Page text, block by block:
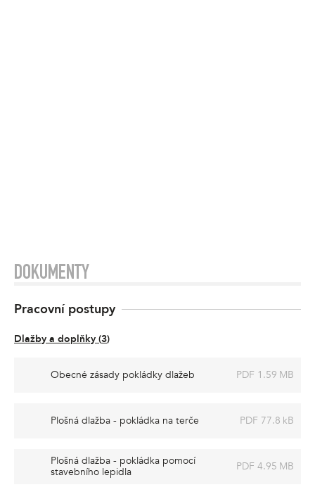
DOKUMENTY
Pracovní postupy
Dlažby a doplňky (3)
Obecné zásady pokládky dlažeb PDF 1.59 MB
Plošná dlažba - pokládka na terče PDF 77.8 kB
Plošná dlažba - pokládka pomocí
stavebního lepidla
PDF 4.95 MB